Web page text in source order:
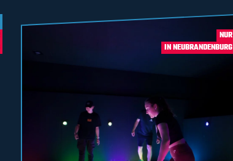
NUR
IN NEUBRANDENBURG